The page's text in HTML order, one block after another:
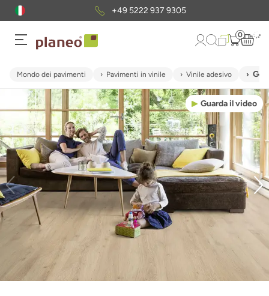
+49 5222 937 9305
0
Mondo dei pavimenti Pavimenti in vinile Vinile adesivo
Guarda il video